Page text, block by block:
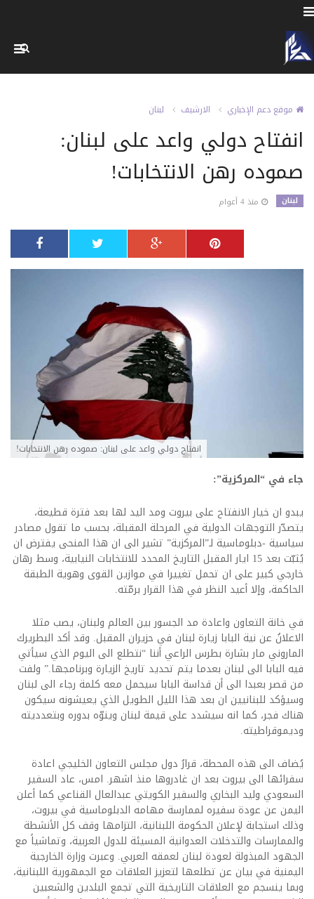
موقع دعم الإخباري الارشيف لبنان
انفتاح دولي واعد على لبنان:
صموده رهن الانتخابات!
لبنان منذ 4 أعوام
انفتاح دولي واعد على لبنان: صموده رهن الانتخابات!
جاء في “المركزية”:
يبدو ان خيار الانفتاح على بيروت ومد اليد لها بعد فترة قطيعة،
يتصدّر التوجهات الدولية في المرحلة المقبلة، بحسب ما تقول مصادر
سياسية -دبلوماسية لـ”المركزية” تشير الى ان هذا المنحى يفترض ان
يُثبّت بعد 15 ايار المقبل التاريخ المحدد للانتخابات النيابية، وسط رهان
خارجي كبير على ان تحمل تغييرا في موازين القوى وهوية الطبقة
الحاكمة، وإلا أعيد النظر في هذا القرار برمّته.
في خانة التعاون واعادة مد الجسور بين العالم ولبنان، يصب مثلا
الاعلانُ عن نية البابا زيارة لبنان في حزيران المقبل. وقد أكد البطريرك
الماروني مار بشارة بطرس الراعي أننا “نتطلع الى اليوم الذي سيأتي
فيه البابا الى لبنان بعدما يتم تحديد تاريخ الزيارة وبرنامجها.” ولفت
من قصر بعبدا الى أن قداسة البابا سيحمل معه كلمة رجاء الى لبنان
وسيؤكد للبنانيين ان بعد هذا الليل الطويل الذي يعيشونه سيكون
هناك فجر، كما انه سيشدد على قيمة لبنان وينوّه بدوره وبتعدديته
وديموقراطيته.
يُضاف الى هذه المحطة، قرارُ دول مجلس التعاون الخليجي اعادة
سفرائها الى بيروت بعد ان غادروها منذ اشهر. امس، عاد السفير
السعودي وليد البخاري والسفير الكويتي عبدالعال القناعي كما أعلن
اليمن عن عودة سفيره لممارسة مهامه الدبلوماسية في بيروت،
وذلك استجابة لإعلان الحكومة اللبنانية، التزامها وقف كل الأنشطة
والممارسات والتدخلات العدوانية المسيئة للدول العربية، وتماشياً مع
الجهود المبذولة لعودة لبنان لعمقه العربي. وعبرت وزارة الخارجية
اليمنية في بيان عن تطلعها لتعزيز العلاقات مع الجمهورية اللبنانية،
وبما ينسجم مع العلاقات التاريخية التي تجمع البلدين والشعبين